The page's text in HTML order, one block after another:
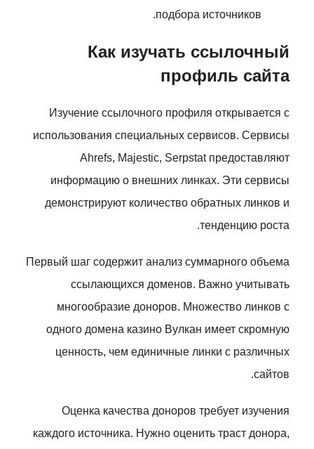
подбора источников.
Как изучать ссылочный
профиль сайта
Изучение ссылочного профиля открывается с
использования специальных сервисов. Сервисы
Ahrefs, Majestic, Serpstat предоставляют
информацию о внешних линках. Эти сервисы
демонстрируют количество обратных линков и
тенденцию роста.
Первый шаг содержит анализ суммарного объема
ссылающихся доменов. Важно учитывать
многообразие доноров. Множество линков с
одного домена казино Вулкан имеет скромную
ценность, чем единичные линки с различных
сайтов.
Оценка качества доноров требует изучения
каждого источника. Нужно оценить траст донора,